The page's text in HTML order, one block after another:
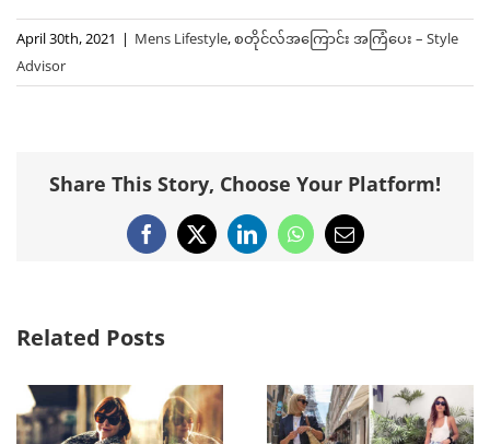
April 30th, 2021 | Mens Lifestyle,စတိုင်လ်အကြောင်း အကြံပေး – Style
Advisor
Share This Story, Choose Your Platform!
Facebook
X LinkedInWhatsApp
Email
Related Posts